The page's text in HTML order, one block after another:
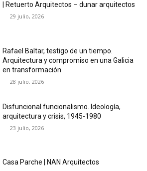
| Retuerto Arquitectos – dunar arquitectos
29 julio, 2026
Rafael Baltar, testigo de un tiempo.
Arquitectura y compromiso en una Galicia
en transformación
28 julio, 2026
Disfuncional funcionalismo. Ideología,
arquitectura y crisis, 1945-1980
23 julio, 2026
Casa Parche | NAN Arquitectos